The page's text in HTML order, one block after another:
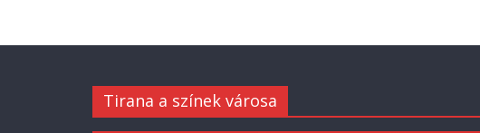
Tirana a színek városa